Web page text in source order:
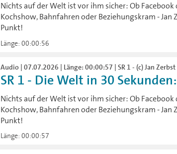
Nichts auf der Welt ist vor ihm sicher: Ob
Kochshow, Bahnfahren oder Beziehungskram -
Punkt!
Länge: 00:00:56
Audio | 07.07.2026 | Länge: 00:00:57 | SR 1 - (c) Jan Zerbst
SR 1 - Die Welt in 30
Nichts auf der Welt ist vor ihm sicher: Ob
Kochshow, Bahnfahren oder Beziehungskram -
Punkt!
Länge: 00:00:57